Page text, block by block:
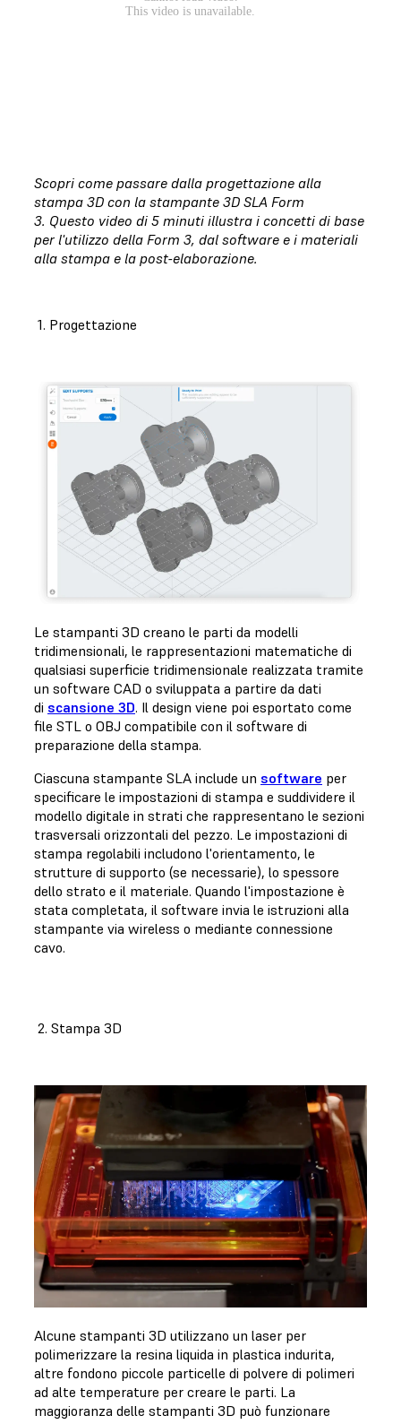
Scopri come passare dalla progettazione alla
stampa 3D con la stampante 3D SLA Form
3. Questo video di 5 minuti illustra i concetti di base
per l'utilizzo della Form 3, dal software e i materiali
alla stampa e la post-elaborazione.
1. Progettazione
Le stampanti 3D creano le parti da modelli
tridimensionali, le rappresentazioni matematiche di
qualsiasi superficie tridimensionale realizzata tramite
un software CAD o sviluppata a partire da dati
di scansione 3D. Il design viene poi esportato come
file STL o OBJ compatibile con il software di
preparazione della stampa.
Ciascuna stampante SLA include un software per
specificare le impostazioni di stampa e suddividere il
modello digitale in strati che rappresentano le sezioni
trasversali orizzontali del pezzo. Le impostazioni di
stampa regolabili includono l'orientamento, le
strutture di supporto (se necessarie), lo spessore
dello strato e il materiale. Quando l'impostazione è
stata completata, il software invia le istruzioni alla
stampante via wireless o mediante connessione
cavo.
2. Stampa 3D
Alcune stampanti 3D utilizzano un laser per
polimerizzare la resina liquida in plastica indurita,
altre fondono piccole particelle di polvere di polimeri
ad alte temperature per creare le parti. La
maggioranza delle stampanti 3D può funzionare